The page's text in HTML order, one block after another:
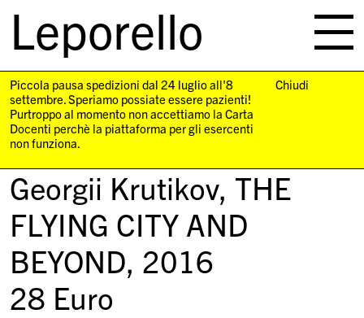
Leporello
navigation
Piccola pausa spedizioni dal 24 luglio all'8
settembre. Speriamo possiate essere pazienti!
Purtroppo al momento non accettiamo la Carta
Docenti perchè la piattaforma per gli esercenti
non funziona.
Chiudi
Georgii Krutikov, THE
FLYING CITY AND
BEYOND, 2016
28 Euro